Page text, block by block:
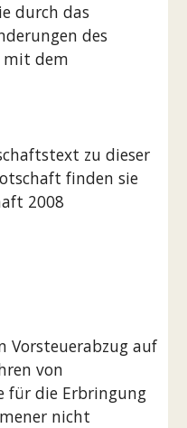
durch das
des
mit dem
zu dieser
finden sie
2008
Vorsteuerabzug auf
von
für die Erbringung
nicht